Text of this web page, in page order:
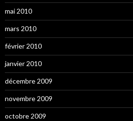
mai 2010
mars 2010
février 2010
janvier 2010
décembre 2009
novembre 2009
octobre 2009